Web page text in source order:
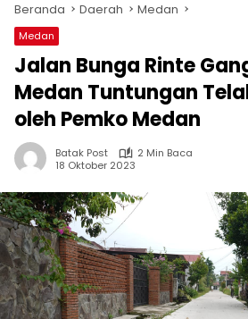
Beranda Daerah Medan
Medan
Jalan Bunga Rinte
Medan Tuntungan
oleh Pemko Medan
Batak Post
2 Min Baca
18 Oktober 2023